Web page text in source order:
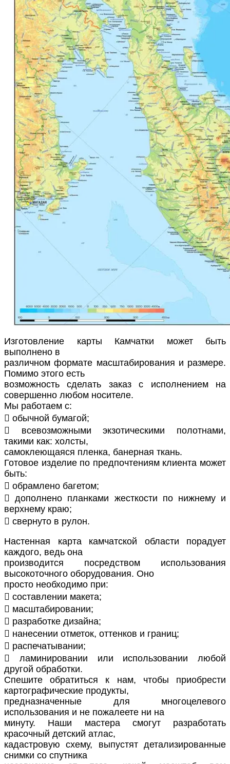
Изготовление карты Камчатки может быть
выполнено в
различном формате масштабирования и размере.
Помимо этого есть
возможность сделать заказ с исполнением на
совершенно любом носителе.
Мы работаем с:
 обычной бумагой;
 всевозможными экзотическими полотнами,
такими как: холсты,
самоклеющаяся пленка, банерная ткань.
Готовое изделие по предпочтениям клиента может
быть:
 обрамлено багетом;
 дополнено планками жесткости по нижнему и
верхнему краю;
 свернуто в рулон.
Настенная карта камчатской области порадует
каждого, ведь она
производится посредством использования
высокоточного оборудования. Оно
просто необходимо при:
 составлении макета;
 масштабировании;
 разработке дизайна;
 нанесении отметок, оттенков и границ;
 распечатывании;
 ламинировании или использовании любой
другой обработки.
Спешите обратиться к нам, чтобы приобрести
картографические продукты,
предназначенные для многоцелевого
использования и не пожалеете ни на
минуту. Наши мастера смогут разработать
красочный детский атлас,
кадастровую схему, выпустят детализированные
снимки со спутника